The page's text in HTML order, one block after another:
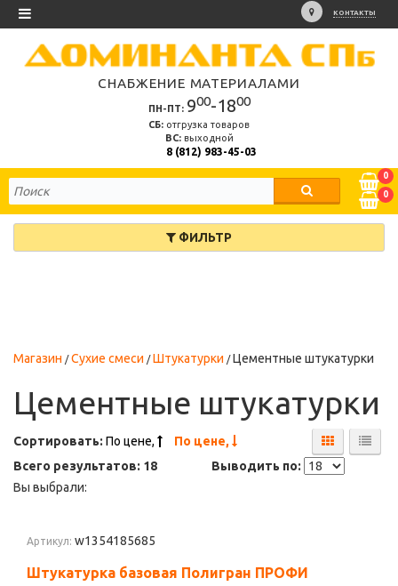
КОНТАКТЫ
СНАБЖЕНИЕ МАТЕРИАЛАМИ
ПН-ПТ: 900-1800
СБ: отгрузка товаров
ВС:выходной
8 (812) 983-45-03
0
0
ФИЛЬТР
Магазин Сухие смеси Штукатурки Цементные штукатурки
Цементные штукатурки
Сортировать: По цене,
По цене,
Выводить по:
Всего результатов: 18
Вы выбрали:
Артикул: w1354185685
Штукатурка базовая Полигран ПРОФИ